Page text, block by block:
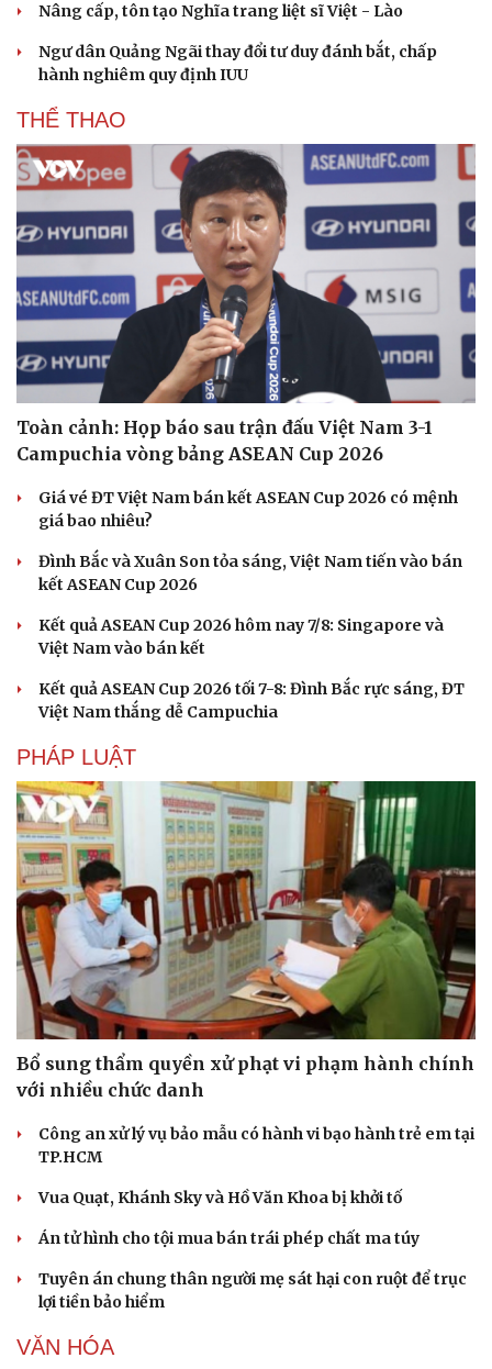
Tư vấn
Săn Tour
check-in
Podcast
Câu chuyện thời sự
Đọc truyện đêm khuya
Cửa sổ tình yêu
Kể chuyện cho bé
Hạt giống tâm hồn
Nâng cấp, tôn tạo Nghĩa trang liệt sĩ Việt - Lào
Ngư dân Quảng Ngãi thay đổi tư duy đánh bắt, chấp
hành nghiêm quy định IUU
THỂ THAO
Toàn cảnh: Họp báo sau trận đấu Việt Nam 3-1
Campuchia vòng bảng ASEAN Cup 2026
Giá vé ĐT Việt Nam bán kết ASEAN Cup 2026 có mệnh
giá bao nhiêu?
Đình Bắc và Xuân Son tỏa sáng, Việt Nam tiến vào bán
kết ASEAN Cup 2026
Kết quả ASEAN Cup 2026 hôm nay 7/8: Singapore và
Việt Nam vào bán kết
Kết quả ASEAN Cup 2026 tối 7-8: Đình Bắc rực sáng, ĐT
Việt Nam thắng dễ Campuchia
PHÁP LUẬT
Bổ sung thẩm quyền xử phạt vi phạm hành chính
với nhiều chức danh
Công an xử lý vụ bảo mẫu có hành vi bạo hành trẻ em tại
TP.HCM
Vua Quạt, Khánh Sky và Hồ Văn Khoa bị khởi tố
Án tử hình cho tội mua bán trái phép chất ma túy
Tuyên án chung thân người mẹ sát hại con ruột để trục
lợi tiền bảo hiểm
VĂN HÓA